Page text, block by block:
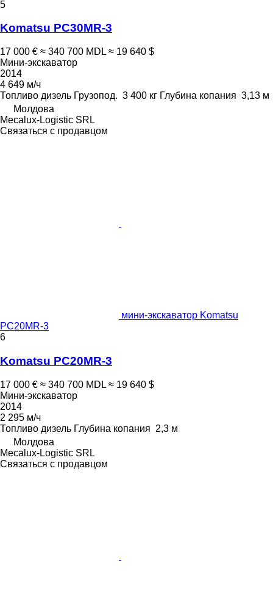
5
Komatsu PC30MR-3
17 000 € ≈ 340 700 MDL ≈ 19 640 $
Мини-экскаватор
2014
4 649 м/ч
Топливо дизель Грузопод. 3 400 кг Глубина копания 3,13 м
Молдова
Mecalux-Logistic SRL
Связаться с продавцом
мини-экскаватор Komatsu
PC20MR-3
6
Komatsu PC20MR-3
17 000 € ≈ 340 700 MDL ≈ 19 640 $
Мини-экскаватор
2014
2 295 м/ч
Топливо дизель Глубина копания 2,3 м
Молдова
Mecalux-Logistic SRL
Связаться с продавцом